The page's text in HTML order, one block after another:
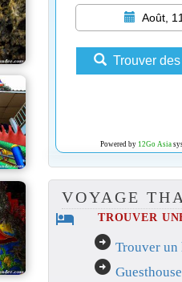
Août, 11
Trouver
Powered by 12Go Asia
VOYAGE
hotel TROUVER
arrow_circle_right Trouver un
arrow_circle_right Guesthouse